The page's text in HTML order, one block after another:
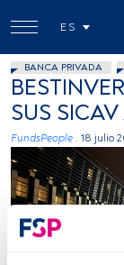
ES
BANCA PRIVADA
SUS
FundsPeople . 18 julio